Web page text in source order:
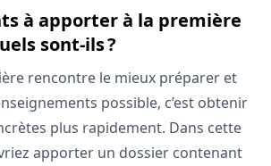
à apporter à la première
sont-ils ?
rencontre le mieux préparer et
possible, c’est obtenir
plus rapidement. Dans cette
apporter un dossier contenant